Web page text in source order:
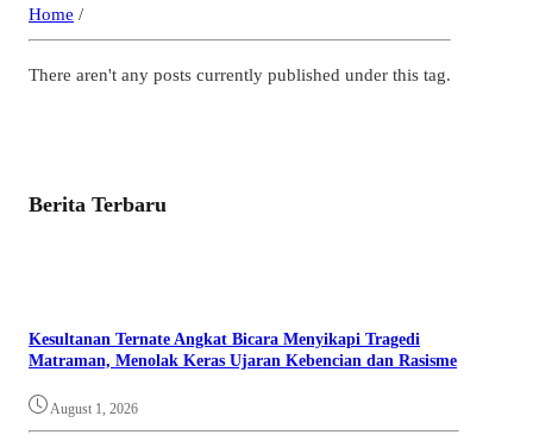
Home /
There aren't any posts currently published under this tag.
Berita Terbaru
Kesultanan Ternate Angkat Bicara Menyikapi Tragedi
Matraman, Menolak Keras Ujaran Kebencian dan Rasisme
August 1, 2026